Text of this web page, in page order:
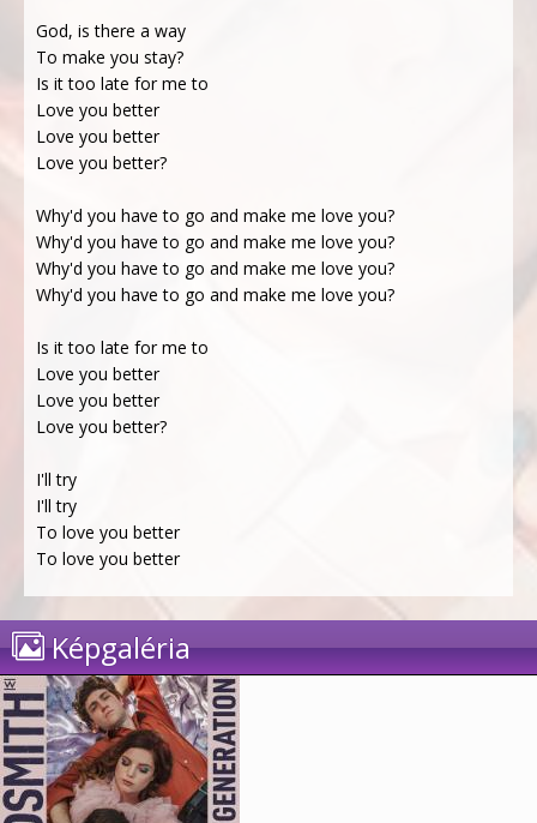
God, is there a way
To make you stay?
Is it too late for me to
Love you better
Love you better
Love you better?
Why'd you have to go and make me love you?
Why'd you have to go and make me love you?
Why'd you have to go and make me love you?
Why'd you have to go and make me love you?
Is it too late for me to
Love you better
Love you better
Love you better?
I'll try
I'll try
To love you better
To love you better
Képgaléria